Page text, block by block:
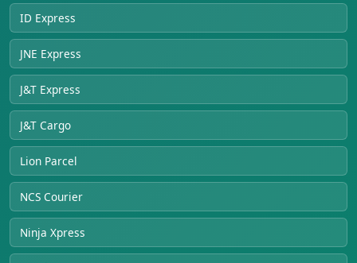
ID Express
JNE Express
J&T Express
J&T Cargo
Lion Parcel
NCS Courier
Ninja Xpress